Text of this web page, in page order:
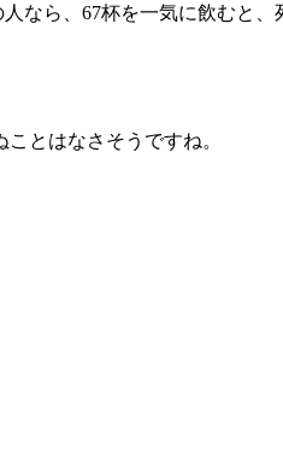
なら、67杯を一気に飲むと、
とはなさそうですね。